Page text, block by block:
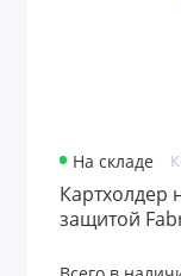
На складе
Картхолдер
защитой